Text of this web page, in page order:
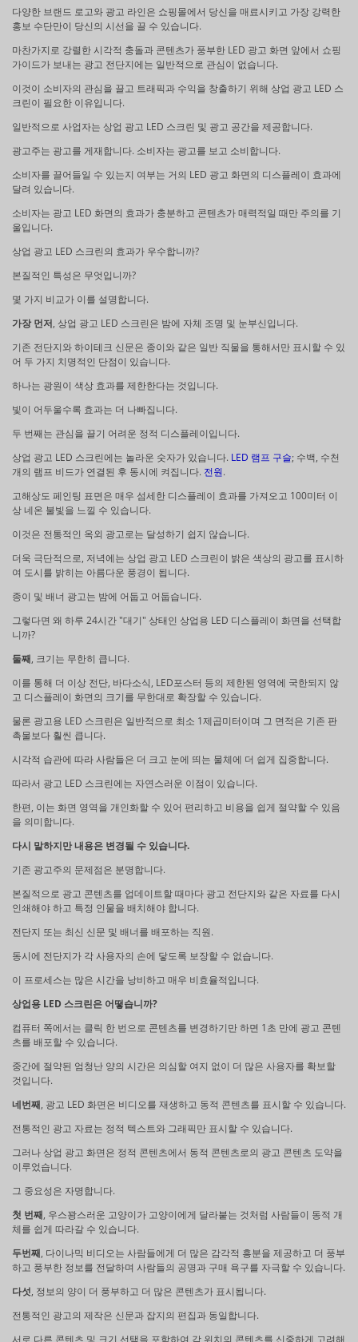
다양한 브랜드 로고와 광고 라인은 쇼핑몰에서 당신을 매료시키고 가장 강력한
홍보 수단만이 당신의 시선을 끌 수 있습니다.
마찬가지로 강렬한 시각적 충돌과 콘텐츠가 풍부한 LED 광고 화면 앞에서 쇼핑
가이드가 보내는 광고 전단지에는 일반적으로 관심이 없습니다.
이것이 소비자의 관심을 끌고 트래픽과 수익을 창출하기 위해 상업 광고 LED 스
크린이 필요한 이유입니다.
일반적으로 사업자는 상업 광고 LED 스크린 및 광고 공간을 제공합니다.
광고주는 광고를 게재합니다. 소비자는 광고를 보고 소비합니다.
소비자를 끌어들일 수 있는지 여부는 거의 LED 광고 화면의 디스플레이 효과에
달려 있습니다.
소비자는 광고 LED 화면의 효과가 충분하고 콘텐츠가 매력적일 때만 주의를 기
울입니다.
상업 광고 LED 스크린의 효과가 우수합니까?
본질적인 특성은 무엇입니까?
몇 가지 비교가 이를 설명합니다.
가장 먼저, 상업 광고 LED 스크린은 밤에 자체 조명 및 눈부신입니다.
기존 전단지와 하이테크 신문은 종이와 같은 일반 직물을 통해서만 표시할 수 있
어 두 가지 치명적인 단점이 있습니다.
하나는 광원이 색상 효과를 제한한다는 것입니다.
빛이 어두울수록 효과는 더 나빠집니다.
두 번째는 관심을 끌기 어려운 정적 디스플레이입니다.
상업 광고 LED 스크린에는 놀라운 숫자가 있습니다. LED 램프 구슬; 수백, 수천
개의 램프 비드가 연결된 후 동시에 켜집니다. 전원.
고해상도 페인팅 표면은 매우 섬세한 디스플레이 효과를 가져오고 100미터 이
상 네온 불빛을 느낄 수 있습니다.
이것은 전통적인 옥외 광고로는 달성하기 쉽지 않습니다.
더욱 극단적으로, 저녁에는 상업 광고 LED 스크린이 밝은 색상의 광고를 표시하
여 도시를 밝히는 아름다운 풍경이 됩니다.
종이 및 배너 광고는 밤에 어둡고 어둡습니다.
그렇다면 왜 하루 24시간 "대기" 상태인 상업용 LED 디스플레이 화면을 선택합
니까?
둘째, 크기는 무한히 큽니다.
이를 통해 더 이상 전단, 바다소식, LED포스터 등의 제한된 영역에 국한되지 않
고 디스플레이 화면의 크기를 무한대로 확장할 수 있습니다.
물론 광고용 LED 스크린은 일반적으로 최소 1제곱미터이며 그 면적은 기존 판
촉물보다 훨씬 큽니다.
시각적 습관에 따라 사람들은 더 크고 눈에 띄는 물체에 더 쉽게 집중합니다.
따라서 광고 LED 스크린에는 자연스러운 이점이 있습니다.
한편, 이는 화면 영역을 개인화할 수 있어 편리하고 비용을 쉽게 절약할 수 있음
을 의미합니다.
다시 말하지만 내용은 변경될 수 있습니다.
기존 광고주의 문제점은 분명합니다.
본질적으로 광고 콘텐츠를 업데이트할 때마다 광고 전단지와 같은 자료를 다시
인쇄해야 하고 특정 인물을 배치해야 합니다.
전단지 또는 최신 신문 및 배너를 배포하는 직원.
동시에 전단지가 각 사용자의 손에 닿도록 보장할 수 없습니다.
이 프로세스는 많은 시간을 낭비하고 매우 비효율적입니다.
상업용 LED 스크린은 어떻습니까?
컴퓨터 쪽에서는 클릭 한 번으로 콘텐츠를 변경하기만 하면 1초 만에 광고 콘텐
츠를 배포할 수 있습니다.
중간에 절약된 엄청난 양의 시간은 의심할 여지 없이 더 많은 사용자를 확보할
것입니다.
네번째, 광고 LED 화면은 비디오를 재생하고 동적 콘텐츠를 표시할 수 있습니다.
전통적인 광고 자료는 정적 텍스트와 그래픽만 표시할 수 있습니다.
그러나 상업 광고 화면은 정적 콘텐츠에서 동적 콘텐츠로의 광고 콘텐츠 도약을
이루었습니다.
그 중요성은 자명합니다.
첫 번째, 우스꽝스러운 고양이가 고양이에게 달라붙는 것처럼 사람들이 동적 개
체를 쉽게 따라갈 수 있습니다.
두번째, 다이나믹 비디오는 사람들에게 더 많은 감각적 흥분을 제공하고 더 풍부
하고 풍부한 정보를 전달하며 사람들의 공명과 구매 욕구를 자극할 수 있습니다.
다섯, 정보의 양이 더 풍부하고 더 많은 콘텐츠가 표시됩니다.
전통적인 광고의 제작은 신문과 잡지의 편집과 동일합니다.
서로 다른 콘텐츠 및 크기 선택을 포함하여 각 위치의 콘텐츠를 신중하게 고려해